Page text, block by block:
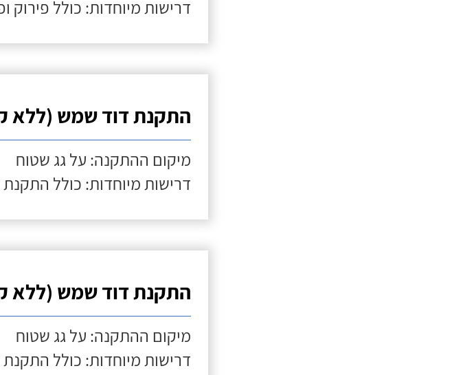
דרישות מיוחדות: כולל פירוק
התקנת דוד שמש (ללא
מיקום ההתקנה: על גג שטוח
דרישות מיוחדות: כולל
התקנת דוד שמש (ללא
מיקום ההתקנה: על גג שטוח
דרישות מיוחדות: כולל